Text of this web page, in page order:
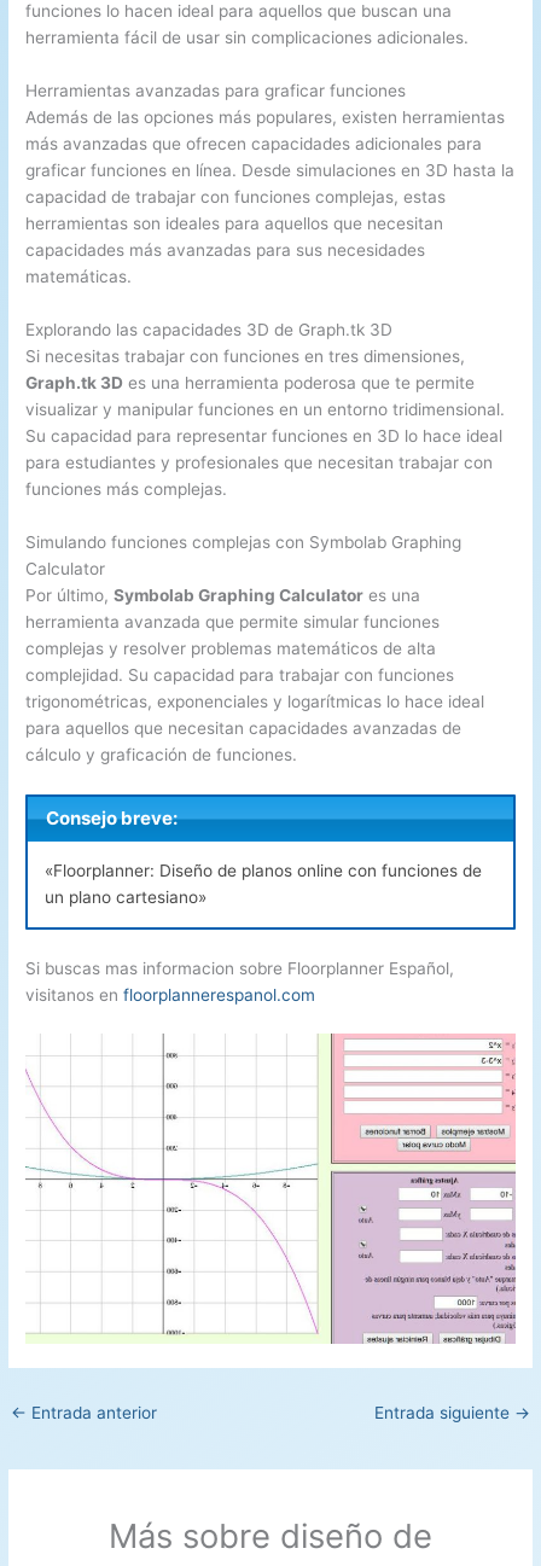
funciones lo hacen ideal para aquellos que buscan una
herramienta fácil de usar sin complicaciones adicionales.
Herramientas avanzadas para graficar funciones
Además de las opciones más populares, existen herramientas
más avanzadas que ofrecen capacidades adicionales para
graficar funciones en línea. Desde simulaciones en 3D hasta la
capacidad de trabajar con funciones complejas, estas
herramientas son ideales para aquellos que necesitan
capacidades más avanzadas para sus necesidades
matemáticas.
Explorando las capacidades 3D de Graph.tk 3D
Si necesitas trabajar con funciones en tres dimensiones,
Graph.tk 3D es una herramienta poderosa que te permite
visualizar y manipular funciones en un entorno tridimensional.
Su capacidad para representar funciones en 3D lo hace ideal
para estudiantes y profesionales que necesitan trabajar con
funciones más complejas.
Simulando funciones complejas con Symbolab Graphing
Calculator
Por último,Symbolab Graphing Calculator es una
herramienta avanzada que permite simular funciones
complejas y resolver problemas matemáticos de alta
complejidad. Su capacidad para trabajar con funciones
trigonométricas, exponenciales y logarítmicas lo hace ideal
para aquellos que necesitan capacidades avanzadas de
cálculo y graficación de funciones.
Consejo breve:
«Floorplanner: Diseño de planos online con funciones de
un plano cartesiano»
Si buscas mas informacion sobre Floorplanner Español,
visitanos enfloorplannerespanol.com
← Entrada anterior Entrada siguiente →
Más sobre diseño de